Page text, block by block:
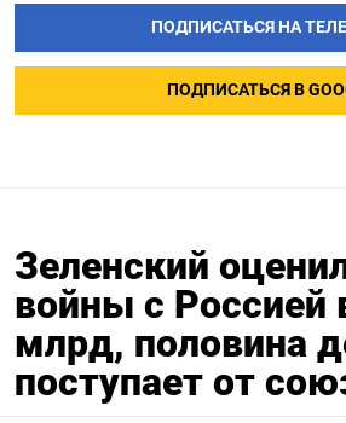
ПОДПИСАТЬСЯ НА
ПОДПИСАТЬСЯ В
Зеленский
войны с Россией
млрд, половина
поступает от